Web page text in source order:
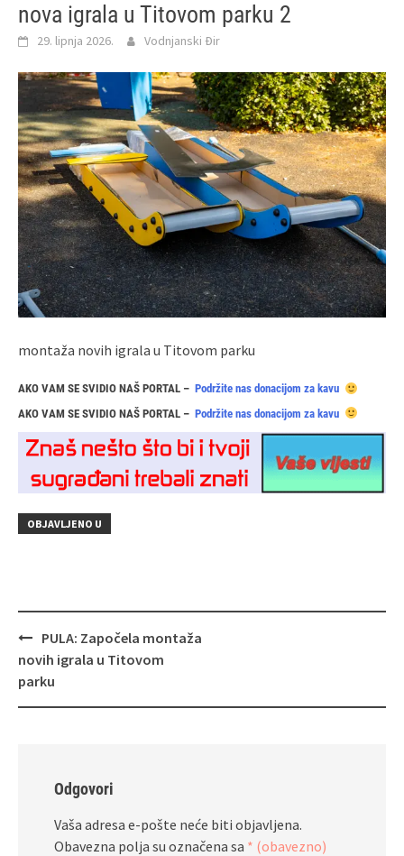
nova igrala u Titovom parku 2
29. lipnja 2026. Vodnjanski Đir
montaža novih igrala u Titovom parku
AKO VAM SE SVIDIO NAŠ PORTAL – Podržite nas donacijom za kavu
AKO VAM SE SVIDIO NAŠ PORTAL – Podržite nas donacijom za kavu
OBJAVLJENO U
Navigacija
objava
PULA: Započela montaža
novih igrala u Titovom
parku
Odgovori
Vaša adresa e-pošte neće biti objavljena.
Obavezna polja su označena sa * (obavezno)